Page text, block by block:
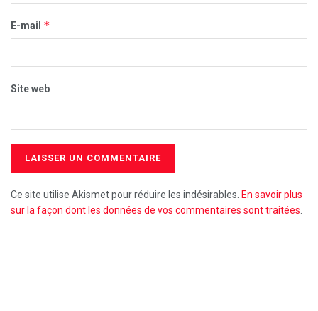
E-mail *
Site web
Ce site utilise Akismet pour réduire les indésirables. En savoir plus
sur la façon dont les données de vos commentaires sont traitées.